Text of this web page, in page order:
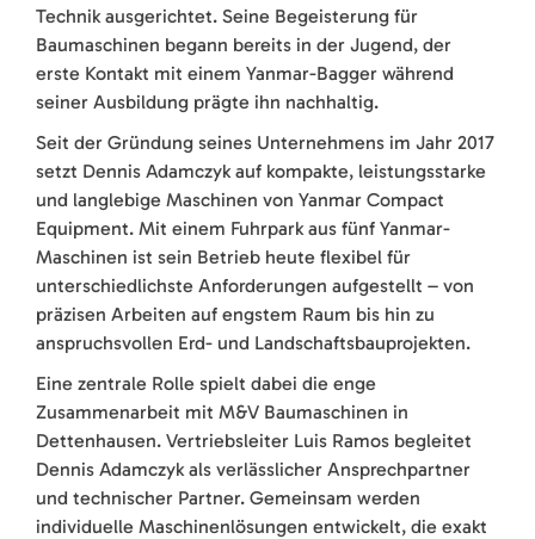
Technik ausgerichtet. Seine Begeisterung für
Baumaschinen begann bereits in der Jugend, der
erste Kontakt mit einem Yanmar-Bagger während
seiner Ausbildung prägte ihn nachhaltig.
Seit der Gründung seines Unternehmens im Jahr 2017
setzt Dennis Adamczyk auf kompakte, leistungsstarke
und langlebige Maschinen von Yanmar Compact
Equipment. Mit einem Fuhrpark aus fünf Yanmar-
Maschinen ist sein Betrieb heute flexibel für
unterschiedlichste Anforderungen aufgestellt – von
präzisen Arbeiten auf engstem Raum bis hin zu
anspruchsvollen Erd- und Landschaftsbauprojekten.
Eine zentrale Rolle spielt dabei die enge
Zusammenarbeit mit M&V Baumaschinen in
Dettenhausen. Vertriebsleiter Luis Ramos begleitet
Dennis Adamczyk als verlässlicher Ansprechpartner
und technischer Partner. Gemeinsam werden
individuelle Maschinenlösungen entwickelt, die exakt